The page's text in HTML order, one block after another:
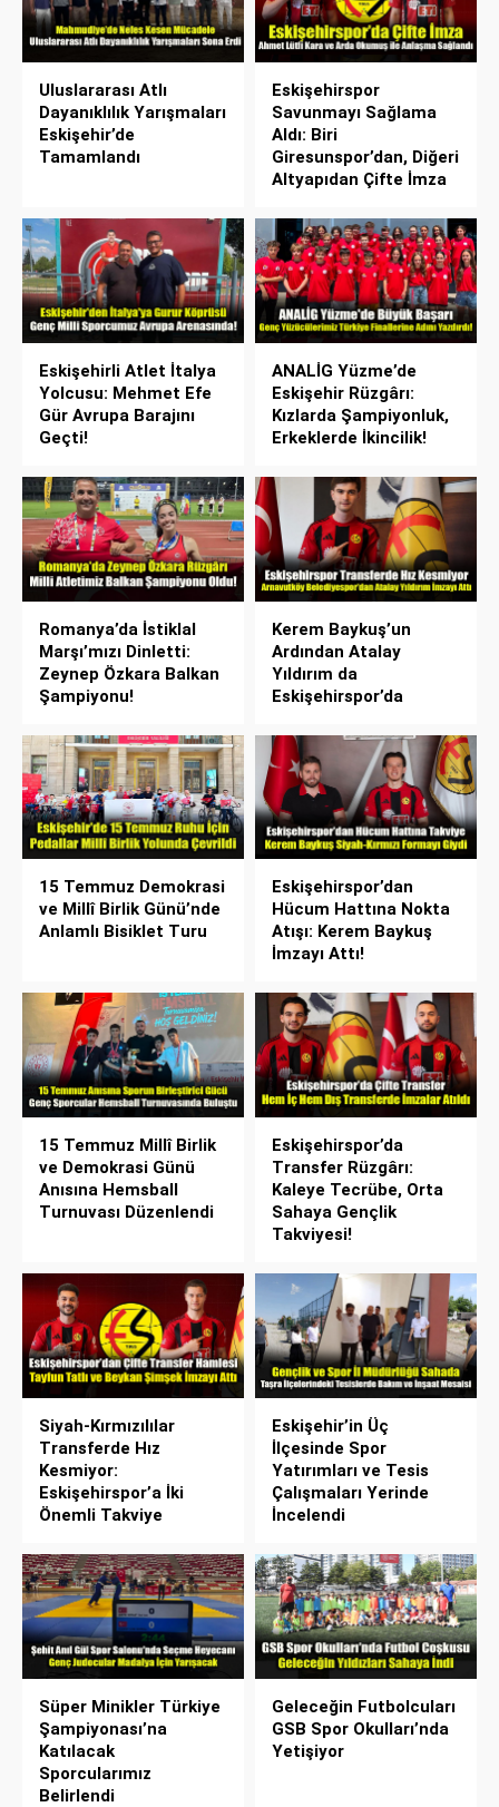
Uluslararası Atlı
Dayanıklılık Yarışmaları
Eskişehir’de
Tamamlandı
Eskişehirspor
Savunmayı Sağlama
Aldı: Biri
Giresunspor’dan, Diğeri
Altyapıdan Çifte İmza
Eskişehirli Atlet İtalya
Yolcusu: Mehmet Efe
Gür Avrupa Barajını
Geçti!
ANALİG Yüzme’de
Eskişehir Rüzgârı:
Kızlarda Şampiyonluk,
Erkeklerde İkincilik!
Romanya’da İstiklal
Marşı’mızı Dinletti:
Zeynep Özkara Balkan
Şampiyonu!
Kerem Baykuş’un
Ardından Atalay
Yıldırım da
Eskişehirspor’da
15 Temmuz Demokrasi
ve Millî Birlik Günü’nde
Anlamlı Bisiklet Turu
Eskişehirspor’dan
Hücum Hattına Nokta
Atışı: Kerem Baykuş
İmzayı Attı!
15 Temmuz Millî Birlik
ve Demokrasi Günü
Anısına Hemsball
Turnuvası Düzenlendi
Eskişehirspor’da
Transfer Rüzgârı:
Kaleye Tecrübe, Orta
Sahaya Gençlik
Takviyesi!
Siyah-Kırmızılılar
Transferde Hız
Kesmiyor:
Eskişehirspor’a İki
Önemli Takviye
Eskişehir’in Üç
İlçesinde Spor
Yatırımları ve Tesis
Çalışmaları Yerinde
İncelendi
Süper Minikler Türkiye
Şampiyonası’na
Katılacak
Sporcularımız
Belirlendi
Geleceğin Futbolcuları
GSB Spor Okulları’nda
Yetişiyor